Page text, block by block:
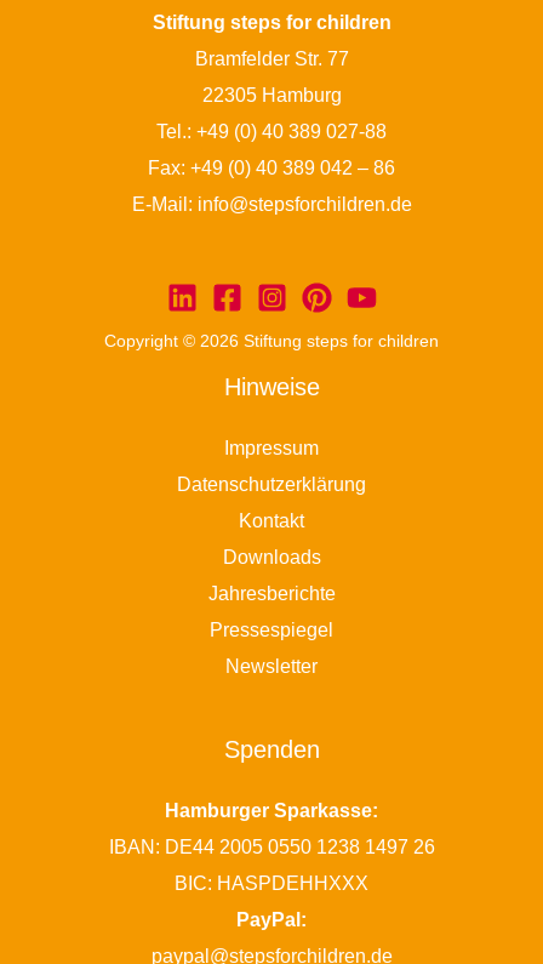
Stiftung steps for children
Bramfelder Str. 77
22305 Hamburg
Tel.: +49 (0) 40 389 027-88
Fax: +49 (0) 40 389 042 – 86
E-Mail: info@stepsforchildren.de
Copyright © 2026 Stiftung steps for children
Hinweise
Impressum
Datenschutzerklärung
Kontakt
Downloads
Jahresberichte
Pressespiegel
Newsletter
Spenden
Hamburger Sparkasse:
IBAN: DE44 2005 0550 1238 1497 26
BIC: HASPDEHHXXX
PayPal:
paypal@stepsforchildren.de